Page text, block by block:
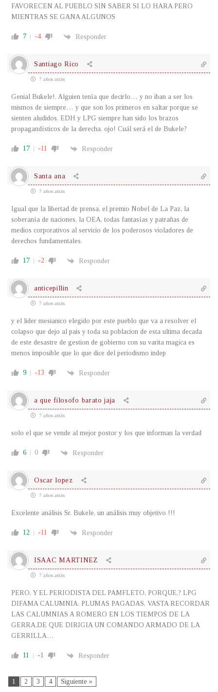
FAVORECEN AL PUEBLO SIN SABER SI LO HARA PERO
MIENTRAS SE GANA ALGUNOS
7 -4 Responder
Santiago Rico
7 años atrás
Genial Bukele!. Alguien tenía que decirlo… y no iban a ser los
mismos de siempre… y que son los primeros en saltar porque se
sienten aludidos. EDH y LPG siempre han sido los brazos
propagandísticos de la derecha. ojo! Cuál será el de Bukele?
17 -11 Responder
Santa ana
7 años atrás
Igual que la libertad de prensa, el premio Nobel de La Paz, la
soberanía de naciones, la OEA, todas fantasías y patrañas de
medios corporativos al servicio de los poderosos violadores de
derechos fundamentales.
17 -2 Responder
anticepillin
7 años atrás
y el lider mesianico elegido por este pueblo que va a resolver el
colapso que dejo al pais y toda su poblacion de esta ultima decada
de este desastre de gestion de gobierno con su varita magica es
menos imposible que lo que dice del periodismo indep
9 -13 Responder
a que filosofo barato jaja
7 años atrás
solo el que se vende al mejor postor y los que informan la verdad
6 0 Responder
Oscar lopez
7 años atrás
Excelente análisis Sr. Bukele, un análisis muy objetivo !!!
12 -11 Responder
ISAAC MARTINEZ
7 años atrás
PERO, Y EL PERIODISTA DEL PAMFLETO, PORQUE,? LPG
DIFAMA CALUMNIA. PLUMAS PAGADAS, VASTA RECORDAR
LAS CALUMNIAS A ROMERO EN LOS TIEMPOS DE LA
GERRA.DE QUE DIRIGIA UN COMANDO ARMADO DE LA
GERRILLA…
11 -1 Responder
1 2 3 4 Siguiente »